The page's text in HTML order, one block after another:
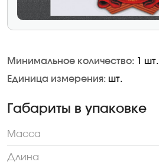
Минимальное количество: 1 шт.
Единица измерения: шт.
Габариты в упаковке
Масса
Длина